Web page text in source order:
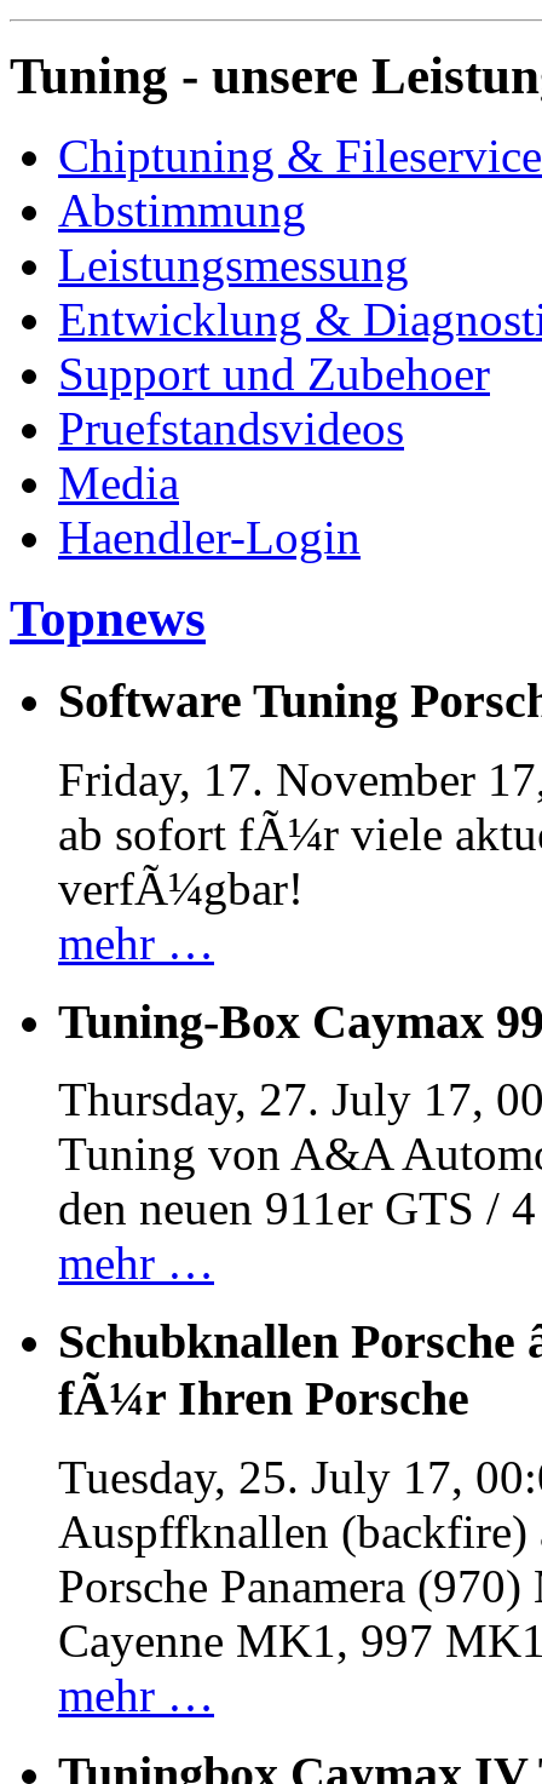
Tuning - unsere
Chiptuning & Fileservice
Abstimmung
Leistungsmessung
Entwicklung &
Support und Zubehoer
Pruefstandsvideos
Media
Haendler-Login
Topnews
Software Tuning
Friday, 17. November
ab sofort fÃ¼r viele
verfÃ¼gbar!
mehr …
Tuning-Box Caymax
Thursday, 27. July 17,
Tuning von A&A
den neuen 911er GTS /
mehr …
Schubknallen Porsche
fÃ¼r Ihren Porsche
Tuesday, 25. July 17,
Auspffknallen
Porsche Panamera
Cayenne MK1, 997
mehr …